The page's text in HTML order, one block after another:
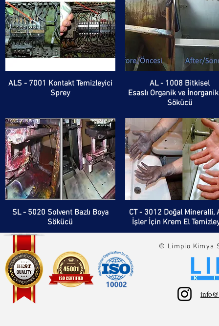
ALS - 7001 Kontakt Temizleyici
Sprey
AL - 1008 Bitkisel
Esaslı Organik ve İnorganik
Sökücü
SL - 5020 Solvent Bazlı Boya
Sökücü
CT - 3012 Doğal Mineralli,
İşler İçin Krem El
© Limpio Kimya